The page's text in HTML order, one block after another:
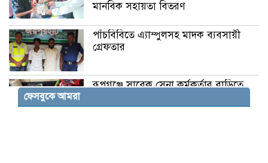
মানবিক সহায়তা বিতরণ
পাঁচবিবিতে এ্যাম্পুলসহ মাদক ব্যবসায়ী
গ্রেফতার
রূপগঞ্জে সাবেক সেনা কর্মকর্তার বাড়িতে
ফেসবুকে আমরা